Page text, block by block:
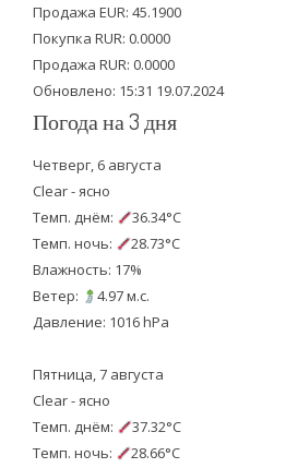
r
o
k
e
Продажа EUR: 45.1900
Покупка RUR: 0.0000
Продажа RUR: 0.0000
Обновлено: 15:31 19.07.2024
Погода на 3 дня
Четверг, 6 августа
Clear - ясно
Темп. днём:
36.34°C
Темп. ночь:
28.73°C
Влажность: 17%
Ветер:
4.97 м.с.
Давление: 1016 hPa
Пятница, 7 августа
Clear - ясно
Темп. днём:
37.32°C
Темп. ночь:
28.66°C